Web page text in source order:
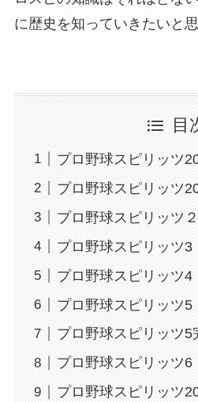
に歴史を知っていきたいと
目
プロ野球スピリッツ
プロ野球スピリッツ
プロ野球スピリッツ２
プロ野球スピリッツ3
プロ野球スピリッツ4
プロ野球スピリッツ5
プロ野球スピリッツ5
プロ野球スピリッツ6
プロ野球スピリッツ